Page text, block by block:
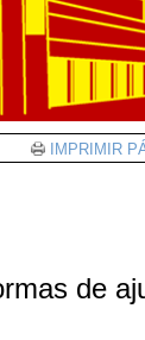
IMPRIMIR
de